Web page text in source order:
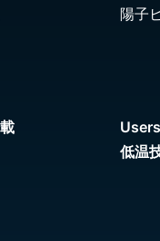
陽子
低温